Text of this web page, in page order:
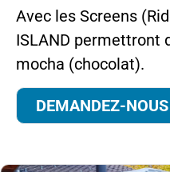
Avec les Screens
ISLAND permettront
mocha (chocolat).
DEMANDEZ-